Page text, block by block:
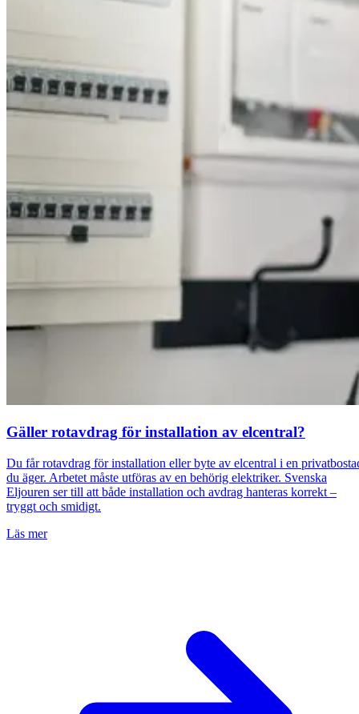
Gäller rotavdrag för installation av elcentral?
Du får rotavdrag för installation eller byte av elcentral i en
du äger. Arbetet måste utföras av en behörig elektriker. Svenska
Eljouren ser till att både installation och avdrag hanteras korrekt –
tryggt och smidigt.
Läs mer